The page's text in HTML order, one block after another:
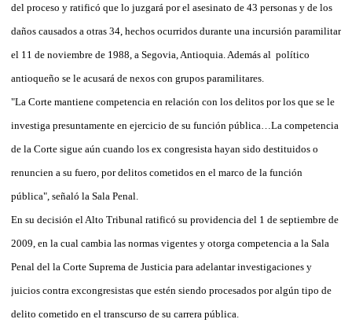
del proceso y ratificó que lo juzgará por el asesinato de 43 personas y de los
daños causados a otras 34, hechos ocurridos durante una incursión paramilitar
el 11 de noviembre de 1988, a Segovia, Antioquia. Además al político
antioqueño se le acusará de nexos con grupos paramilitares.
"La Corte mantiene competencia en relación con los delitos por los que se le
investiga presuntamente en ejercicio de su función pública…La competencia
de la Corte sigue aún cuando los ex congresista hayan sido destituidos o
renuncien a su fuero, por delitos cometidos en el marco de la función
pública", señaló la Sala Penal.
En su decisión el Alto Tribunal ratificó su providencia del 1 de septiembre de
2009, en la cual cambia las normas vigentes y otorga competencia a la Sala
Penal del la Corte Suprema de Justicia para adelantar investigaciones y
juicios contra excongresistas que estén siendo procesados por algún tipo de
delito cometido en el transcurso de su carrera pública.